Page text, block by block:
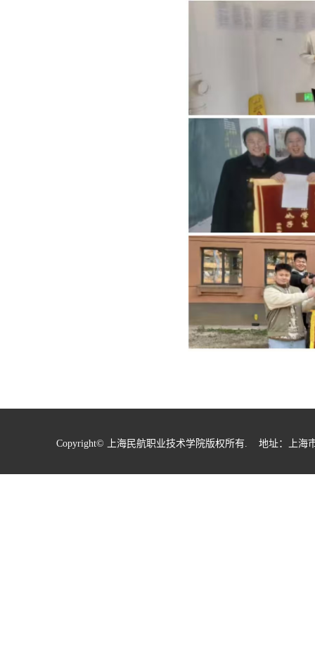
Copyright© 上海民航职业技术学院版权所有. 地址：上海